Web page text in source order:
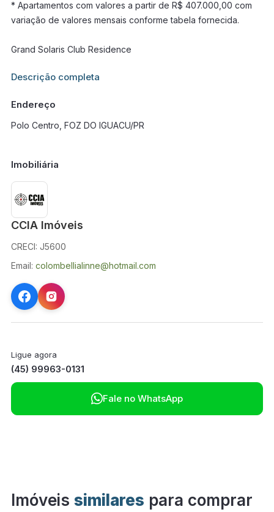
* Apartamentos com valores a partir de R$ 407.000,00 com
variação de valores mensais conforme tabela fornecida.
Grand Solaris Club Residence
Informações adicionais sobre este imóvel estarão disponíveis
Descrição completa
Endereço
Polo Centro, FOZ DO IGUACU/PR
Imobiliária
CCIA Imóveis
CRECI: J5600
Email: colombellialinne@hotmail.com
Ligue agora
(45) 99963-0131
Fale no WhatsApp
Imóveis similares para comprar